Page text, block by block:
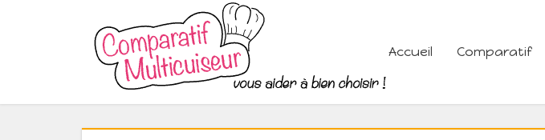
Accueil Comparatif